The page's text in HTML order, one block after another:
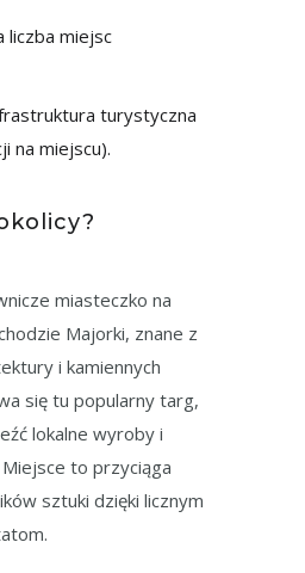
liczba miejsc
turystyczna
na miejscu).
miasteczko na
Majorki, znane z
i kamiennych
się tu popularny targ,
lokalne wyroby i
to przyciąga
sztuki dzięki licznym